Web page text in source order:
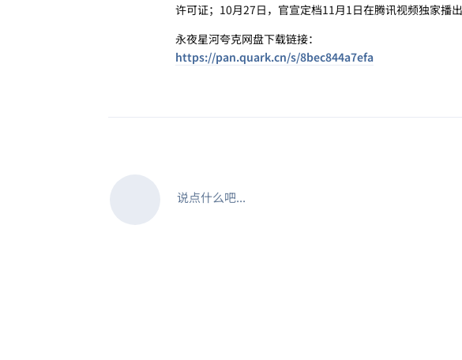
许可证；10月27日，官宣定档11月1日在腾讯视频独家播出
永夜星河夸克网盘下载链接：
https://pan.quark.cn/s/8bec844a7efa
说点什么吧...